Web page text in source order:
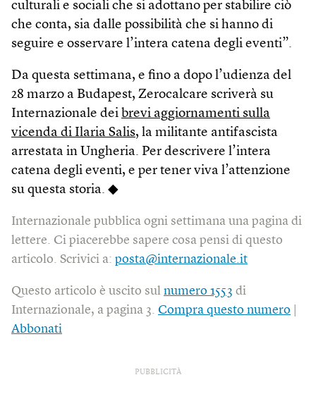
culturali e sociali che si adottano per stabilire ciò
che conta, sia dalle possibilità che si hanno di
seguire e osservare l’intera catena degli eventi”.
Da questa settimana, e fino a dopo l’udienza del
28 marzo a Budapest, Zerocalcare scriverà su
Internazionale dei brevi aggiornamenti sulla
vicenda di Ilaria Salis, la militante antifascista
arrestata in Ungheria. Per descrivere l’intera
catena degli eventi, e per tener viva l’attenzione
su questa storia. ◆
Internazionale pubblica ogni settimana una pagina di
lettere. Ci piacerebbe sapere cosa pensi di questo
articolo. Scrivici a: posta@internazionale.it
Questo articolo è uscito sul numero 1553 di
Internazionale, a pagina 3. Compra questo numero
Abbonati
PUBBLICITÀ